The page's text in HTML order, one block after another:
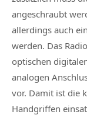
angeschraubt
allerdings auch
werden. Das
optischen
analogen
vor. Damit ist die
Handgriffen